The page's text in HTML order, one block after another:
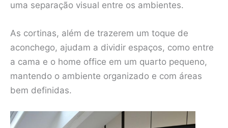
uma separação visual entre os ambientes.
As cortinas, além de trazerem um toque de
aconchego, ajudam a dividir espaços, como entre
a cama e o home office em um quarto pequeno,
mantendo o ambiente organizado e com áreas
bem definidas.